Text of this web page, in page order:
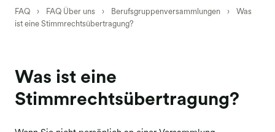
Kulturförderung BG I
Kulturförderung BG III
FAQ › FAQ Über uns › Berufsgruppenversammlungen ›
Was
ist eine Stimmrechtsübertragung?
Was ist eine
Stimmrechtsübertragung?